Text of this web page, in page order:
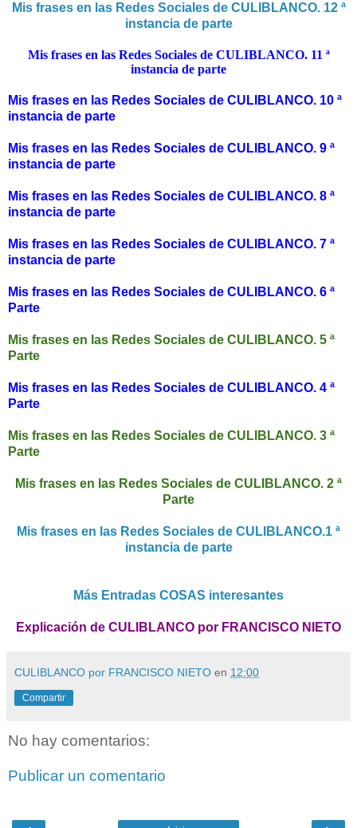
Mis frases en las Redes Sociales de CULIBLANCO. 12 ª
instancia de parte
Mis frases en las Redes Sociales de CULIBLANCO. 11 ª
instancia de parte
Mis frases en las Redes Sociales de CULIBLANCO. 10 ª
instancia de parte
Mis frases en las Redes Sociales de CULIBLANCO. 9 ª
instancia de parte
Mis frases en las Redes Sociales de CULIBLANCO. 8 ª
instancia de parte
Mis frases en las Redes Sociales de CULIBLANCO. 7 ª
instancia de parte
Mis frases en las Redes Sociales de CULIBLANCO. 6 ª
Parte
Mis frases en las Redes Sociales de CULIBLANCO. 5 ª
Parte
Mis frases en las Redes Sociales de CULIBLANCO. 4 ª
Parte
Mis frases en las Redes Sociales de CULIBLANCO. 3 ª
Parte
Mis frases en las Redes Sociales de CULIBLANCO. 2 ª
Parte
Mis frases en las Redes Sociales de CULIBLANCO.1 ª
instancia de parte
Más Entradas COSAS interesantes
Explicación de CULIBLANCO por FRANCISCO NIETO
CULIBLANCO por FRANCISCO NIETO en 12:00
Compartir
No hay comentarios:
Publicar un comentario